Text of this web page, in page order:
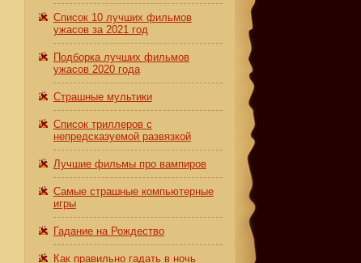
Список 10 лучших фильмов
ужасов за 2021 год
Подборка лучших фильмов
ужасов 2020 года
Страшные мультики
Список триллеров с
непредсказуемой развязкой
Лучшие фильмы про вампиров
Самые страшные компьютерные
игры
Гадание на Рождество
Как правильно гадать в ночь